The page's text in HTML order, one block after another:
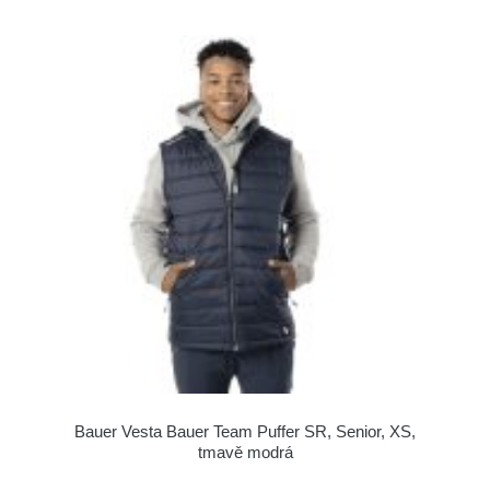
Bauer Vesta Bauer Team Puffer SR, Senior, XS,
tmavě modrá